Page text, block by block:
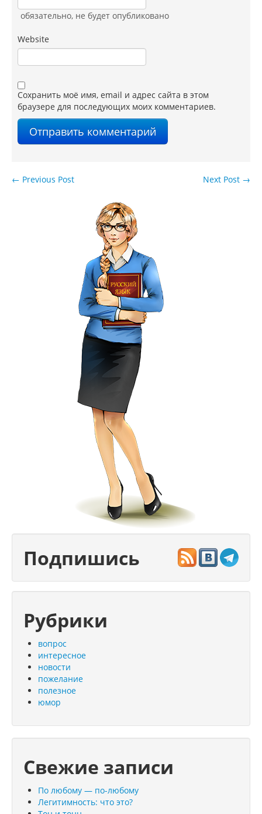
обязательно, не будет опубликовано
Website
Сохранить моё имя, email и адрес сайта в этом
браузере для последующих моих комментариев.
Next Post →
← Previous Post
Подпишись
Рубрики
вопрос
интересное
новости
пожелание
полезное
юмор
Свежие записи
По любому — по-любому
Легитимность: что это?